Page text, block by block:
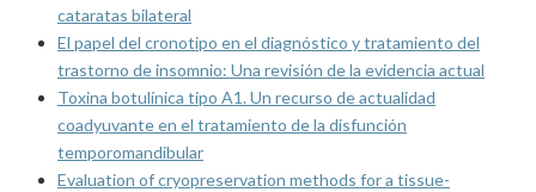
cataratas bilateral
El papel del cronotipo en el diagnóstico y tratamiento del
trastorno de insomnio: Una revisión de la evidencia actual
Toxina botulínica tipo A1. Un recurso de actualidad
coadyuvante en el tratamiento de la disfunción
temporomandibular
Evaluation of cryopreservation methods for a tissue-